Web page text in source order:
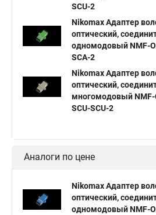
SCU-2
Nikomax Адаптер
оптический,
одномодовый NMF-
SCA-2
Nikomax Адаптер
оптический,
многомодовый NMF-
SCU-SCU-2
Аналоги по цене
Nikomax Адаптер
оптический,
одномодовый NMF-